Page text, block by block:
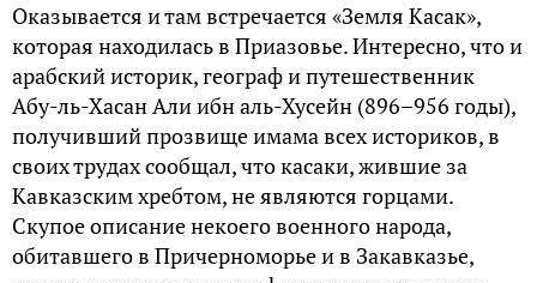
Оказывается и там встречается «Земля Касак»,
которая находилась в Приазовье. Интересно, что и
арабский историк, географ и путешественник
Абу-ль-Хасан Али ибн аль-Хусейн (896–956 годы),
получивший прозвище имама всех историков, в
своих трудах сообщал, что касаки, жившие за
Кавказским хребтом, не являются горцами.
Скупое описание некоего военного народа,
обитавшего в Причерноморье и в Закавказье,